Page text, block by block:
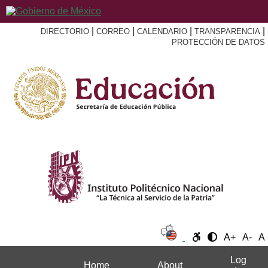
DIRECTORIO CORREO CALENDARIO TRANSPARENCIA
PROTECCIÓN DE DATOS
A+ A- A
Home About
Log